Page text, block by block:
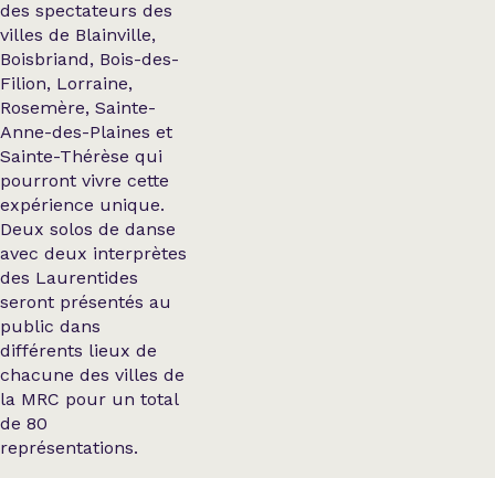
des spectateurs des
villes de Blainville,
Boisbriand, Bois-des-
Filion, Lorraine,
Rosemère, Sainte-
Anne-des-Plaines et
Sainte-Thérèse qui
pourront vivre cette
expérience unique.
Deux solos de danse
avec deux interprètes
des Laurentides
seront présentés au
public dans
différents lieux de
chacune des villes de
la MRC pour un total
de 80
représentations.